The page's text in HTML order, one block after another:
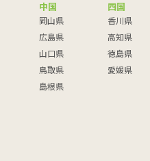
中国
岡山県
広島県
山口県
鳥取県
島根県
四国
香川県
高知県
徳島県
愛媛県